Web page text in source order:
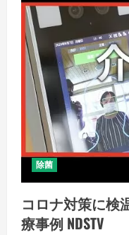
除菌
コロナ対策に検
療事例 NDSTV